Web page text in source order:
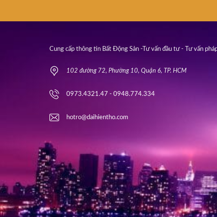
Cung cấp thông tin Bất Động Sản -Tư vấn đầu tư - Tư vấn
102 đường 72, Phường 10, Quận 6, TP. HCM
0973.4321.47 - 0948.774.334
hotro@daihientho.com